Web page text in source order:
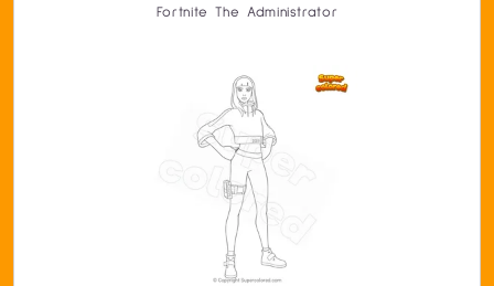
Fortnite The Administrator